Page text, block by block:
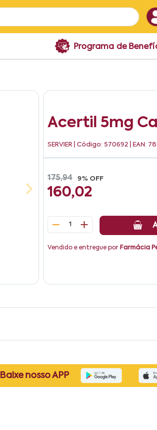
Programa de
Acertil 5mg
SERVIER | Código: 570692 | EAN:
175,94 9% OFF
160,02
1
Vendido e entregue por Farmácia
Baixe nosso APP